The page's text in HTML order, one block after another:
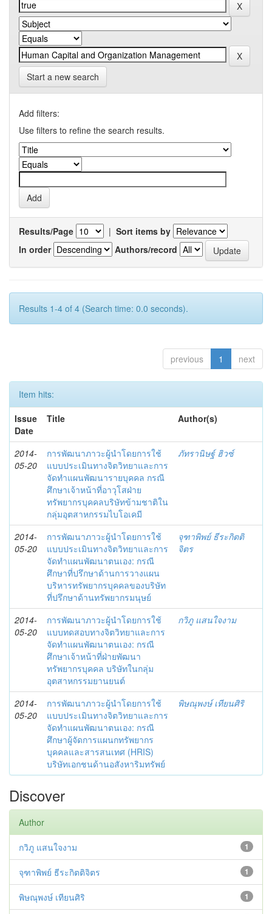
Start a new search
Add filters:
Use filters to refine the search results.
Results/Page | Sort items by
In order
Authors/record
Results 1-4 of 4 (Search time: 0.0 seconds).
previous 1 next
Item hits:
Issue
Date
Title Author(s)
2014-
05-20
การพัฒนาภาวะผู้นำโดยการใช้
แบบประเมินทางจิตวิทยาและการ
จัดทำแผนพัฒนารายบุคคล กรณี
ศึกษาเจ้าหน้าที่อาวุโสฝ่าย
ทรัพยากรบุคคลบริษัทข้ามชาติใน
กลุ่มอุตสาหกรรมไบโอเคมี
ภัทรานิษฐ์ ฮิวซ์
2014-
05-20
การพัฒนาภาวะผู้นำโดยการใช้
แบบประเมินทางจิตวิทยาและการ
จัดทำแผนพัฒนาตนเอง: กรณี
ศึกษาที่ปรึกษาด้านการวางแผน
บริหารทรัพยากรบุคคลของบริษัท
ที่ปรึกษาด้านทรัพยากรมนุษย์
จุฑาพิพย์ ธีระกิตติ
จิตร
2014-
05-20
การพัฒนาภาวะผู้นำโดยการใช้
แบบทดสอบทางจิตวิทยาและการ
จัดทำแผนพัฒนาตนเอง: กรณี
ศึกษาเจ้าหน้าที่ฝ่ายพัฒนา
ทรัพยากรบุคคล บริษัทในกลุ่ม
อุตสาหกรรมยานยนต์
กวิภู แสนใจงาม
2014-
05-20
การพัฒนาภาวะผู้นำโดยการใช้
แบบประเมินทางจิตวิทยาและการ
จัดทำแผนพัฒนาตนเอง: กรณี
ศึกษาผู้จัดการแผนกทรัพยากร
บุคคลและสารสนเทศ (HRIS)
บริษัทเอกชนด้านอสังหาริมทรัพย์
พิษณุพงษ์ เทียนศิริ
Discover
Author
1
กวิภู แสนใจงาม
1
จุฑาพิพย์ ธีระกิตติจิตร
1
พิษณุพงษ์ เทียนศิริ